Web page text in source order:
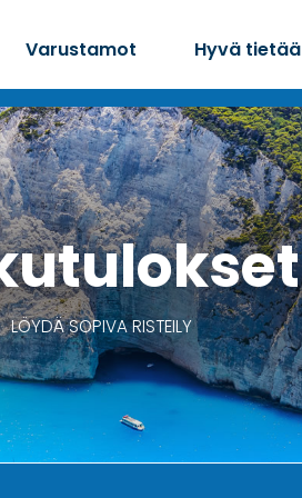
Varustamot Hyvä tietää
LÖYDÄ SOPIVA RISTEILY